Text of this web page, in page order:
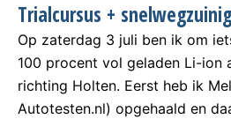
Trialcursus +
Op zaterdag 3 juli ben ik om
100 procent vol geladen Li-ion
richting Holten. Eerst heb ik
Autotesten.nl) opgehaald en